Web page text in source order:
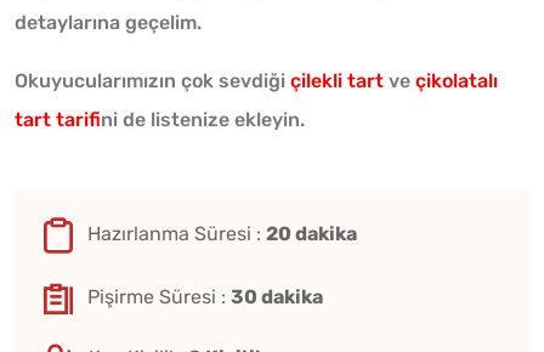
detaylarına geçelim.
Okuyucularımızın çok sevdiği çilekli tart ve çikolatalı
tart tarifini de listenize ekleyin.
Hazırlanma Süresi : 20 dakika
Pişirme Süresi : 30 dakika